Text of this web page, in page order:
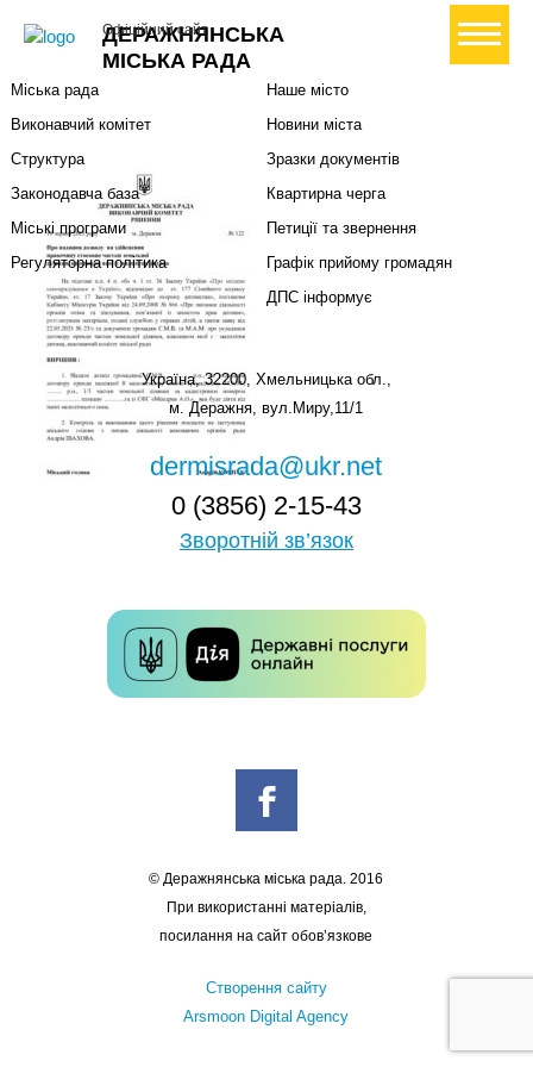
ДЕРАЖНЯНСЬКА
МІСЬКА РАДА
Офіційний сайт+ Створити петицію
Міський голова
Міська рада
Виконавчий комітет
Структура
Законодавча база
Міські програми
Регуляторна політика
Наше місто
Новини міста
Зразки документів
Квартирна черга
Петиції та звернення
Графік прийому громадян
ДПС інформує
Україна, 32200, Хмельницька обл.,
м. Деражня, вул.Миру,11/1
dermisrada@ukr.net
0 (3856) 2-15-43
Зворотній зв’язок
© Деражнянська міська рада. 2016
При використанні матеріалів,
посилання на сайт обов’язкове
Створення сайту
Arsmoon Digital Agency